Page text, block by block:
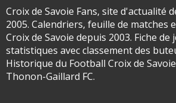
Croix de Savoie Fans, site d'actualité
2005. Calendriers, feuille de matches
Croix de Savoie depuis 2003. Fiche de
statistiques avec classement des
Historique du Football Croix de
Thonon-Gaillard FC.